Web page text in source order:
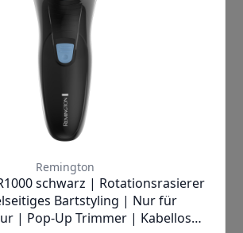
Remington |
Haarschneidemaschine
✓ SOFORT LIEFERBAR
Lieferzeit:1-2 Werktage
69,99 € inkl. MwSt.